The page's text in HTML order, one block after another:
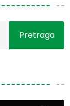
Pretraga